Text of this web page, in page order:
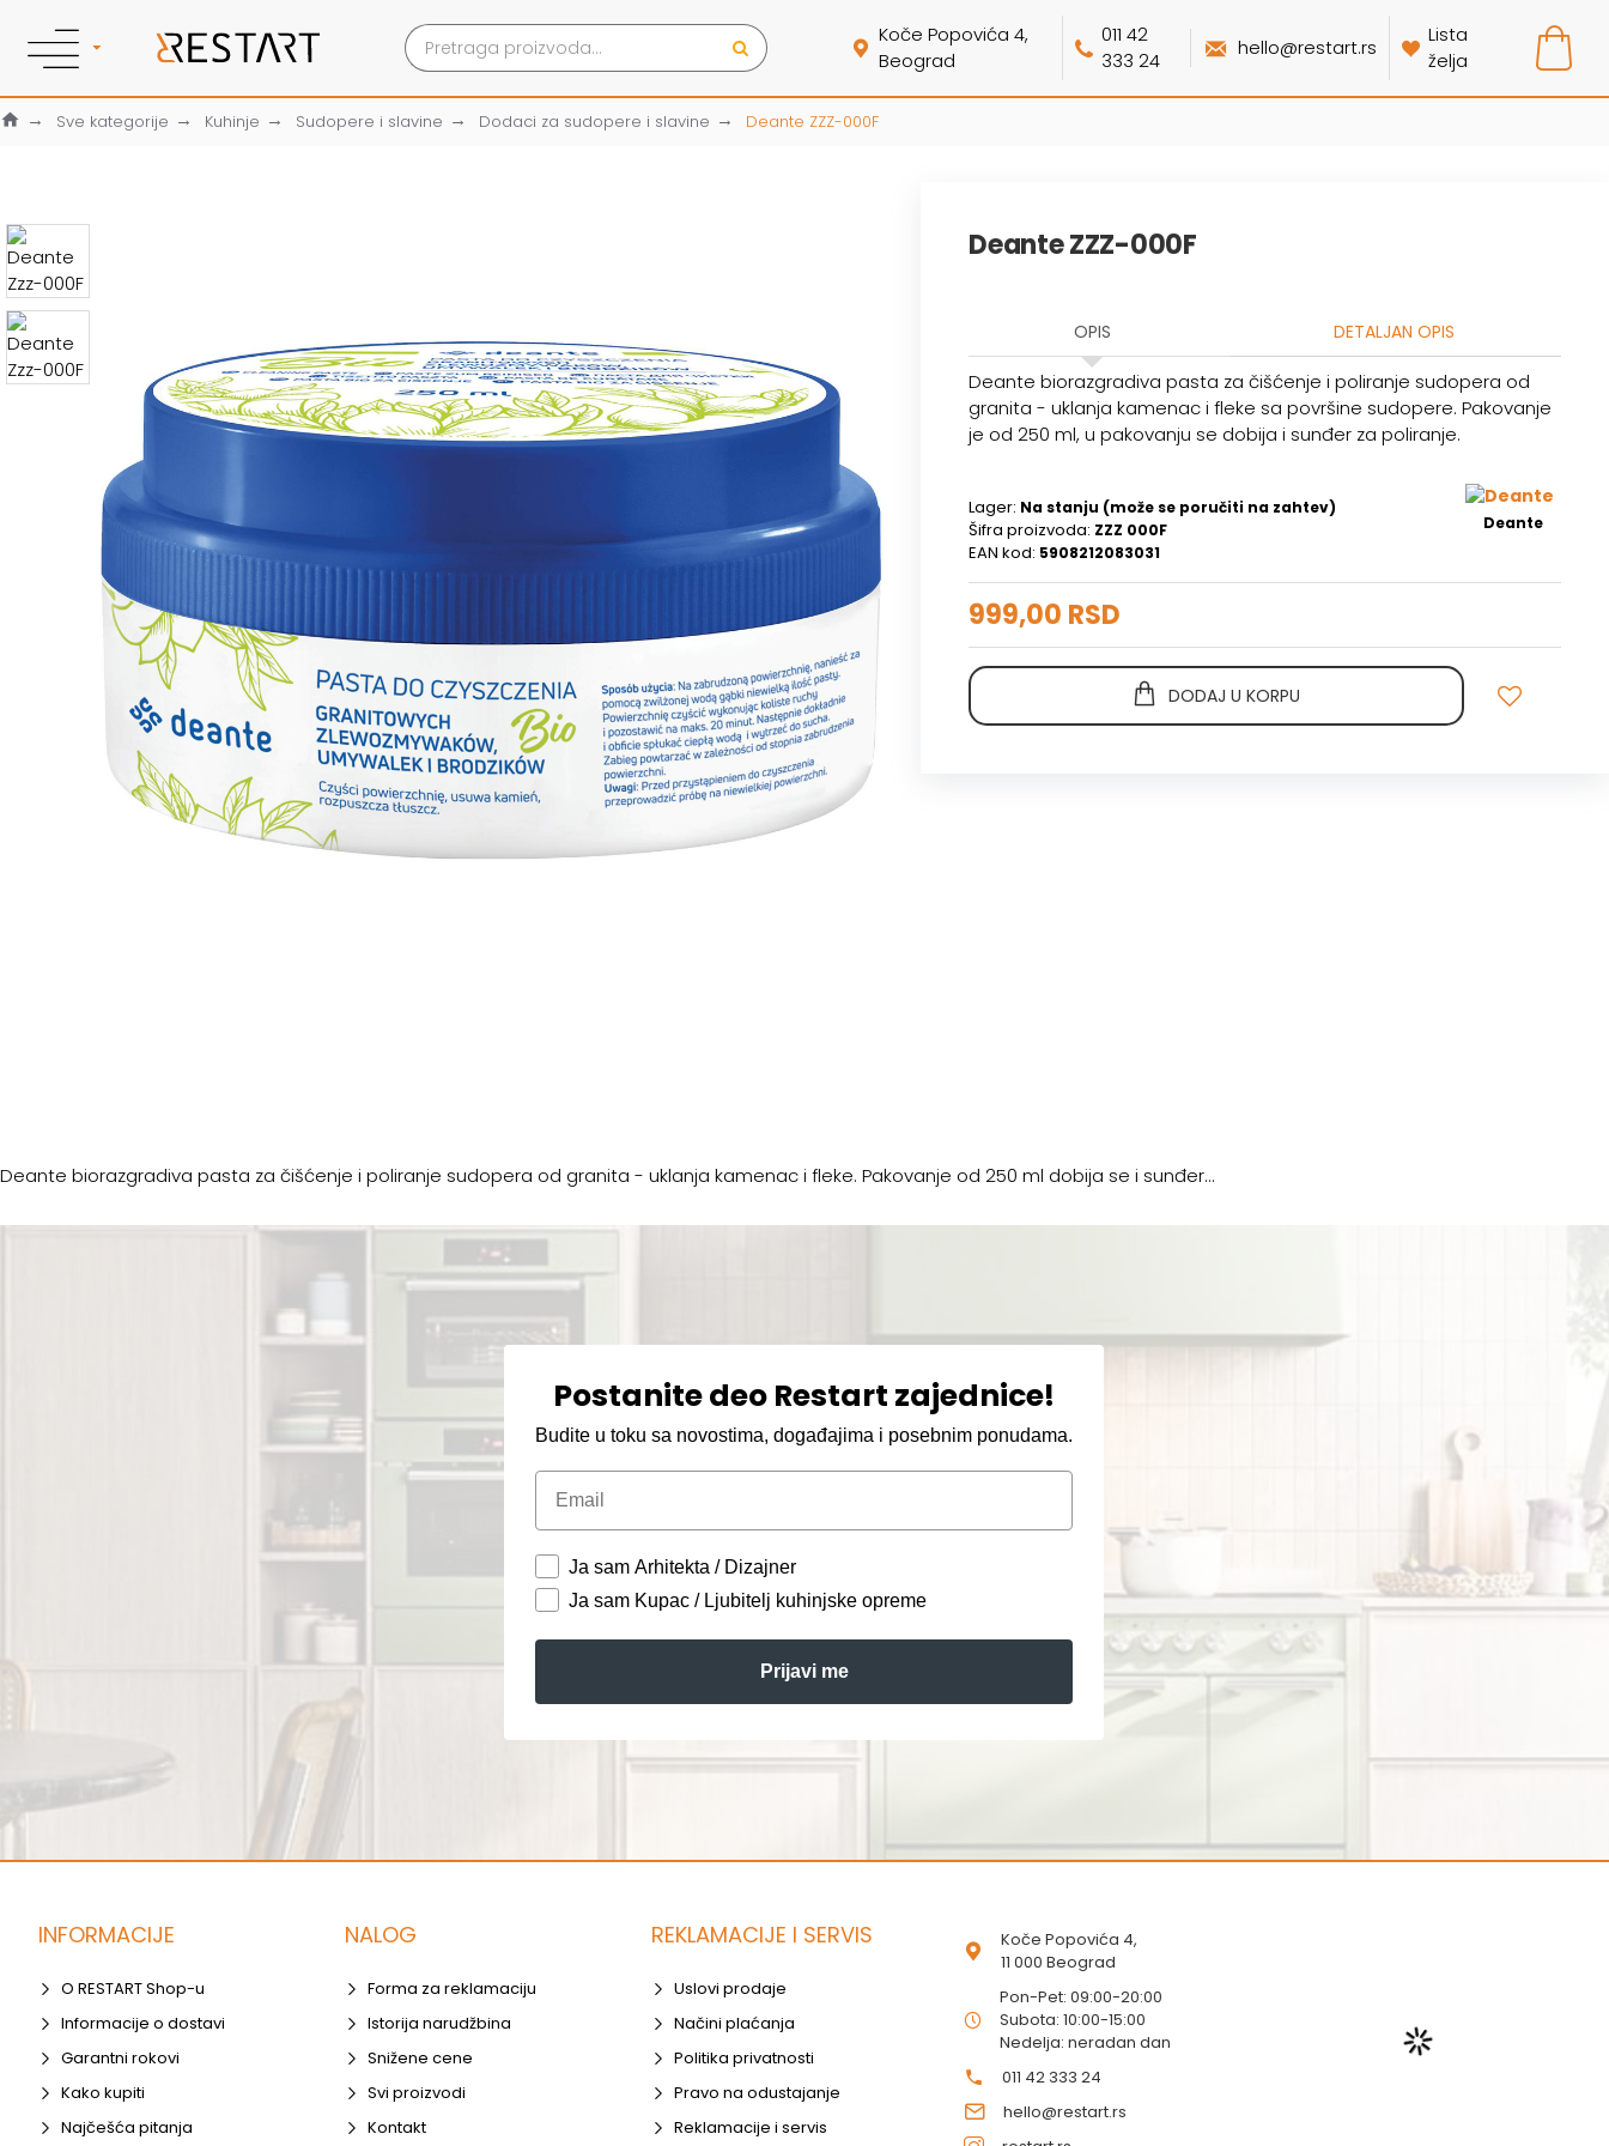
Koče Popovića 4,
Beograd
011 42
333 24
hello@restart.rs
Lista
želja
Sve kategorije Kuhinje Sudopere i slavine Dodaci za sudopere i slavine Deante ZZZ-000F
Deante ZZZ-000F
OPIS DETALJAN OPIS
Deante biorazgradiva pasta za čišćenje i poliranje sudopera od
granita - uklanja kamenac i fleke sa površine sudopere. Pakovanje
je od 250 ml, u pakovanju se dobija i sunđer za poliranje.
Lager: Na stanju (može se poručiti na zahtev)
Šifra proizvoda: ZZZ 000F
EAN kod: 5908212083031
Deante
999,00 RSD
DODAJ U KORPU
Deante biorazgradiva pasta za čišćenje i poliranje sudopera od granita - uklanja kamenac i fleke. Pakovanje od 250 ml dobija se i sunđer...
Postanite deo Restart zajednice!
Budite u toku sa novostima, događajima i posebnim ponudama.
Email
Ja sam Arhitekta / Dizajner
Ja sam Kupac / Ljubitelj kuhinjske opreme
Prijavi me
INFORMACIJE
O RESTART Shop-u
Informacije o dostavi
Garantni rokovi
Kako kupiti
Najčešća pitanja
NALOG
Forma za reklamaciju
Istorija narudžbina
Snižene cene
Svi proizvodi
Kontakt
REKLAMACIJE I SERVIS
Uslovi prodaje
Načini plaćanja
Politika privatnosti
Pravo na odustajanje
Reklamacije i servis
Koče Popovića 4,
11 000 Beograd
Pon-Pet: 09:00-20:00
Subota: 10:00-15:00
Nedelja: neradan dan
011 42 333 24
hello@restart.rs